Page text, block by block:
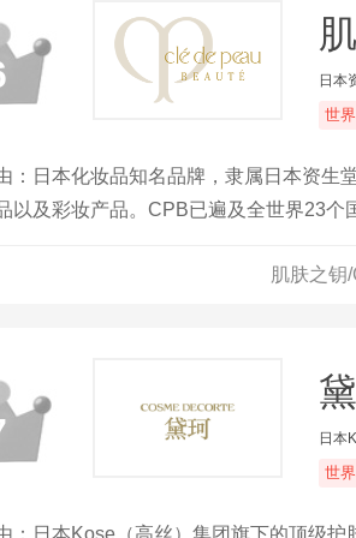
日本
世
：日本化妆品知名品牌，隶属日本资
以及彩妆产品。CPB已遍及全世界23个
肌肤之钥
日本
世
：日本Kose（高丝）集团旗下的顶级